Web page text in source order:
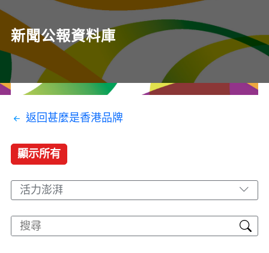
新聞公報資料庫
返回甚麼是香港品牌
顯示所有
活力澎湃